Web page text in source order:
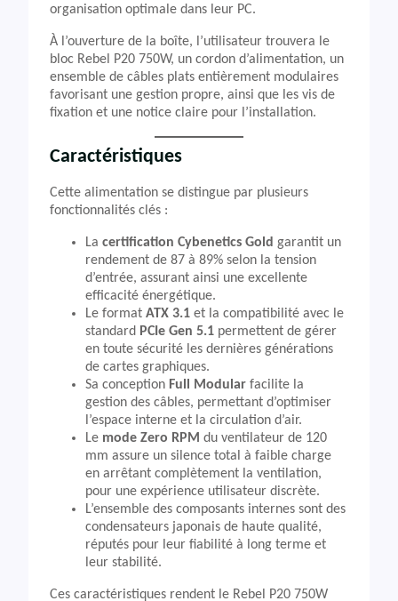
organisation optimale dans leur PC.
À l’ouverture de la boîte, l’utilisateur trouvera le
bloc Rebel P20 750W, un cordon d’alimentation, un
ensemble de câbles plats entièrement modulaires
favorisant une gestion propre, ainsi que les vis de
fixation et une notice claire pour l’installation.
Caractéristiques
Cette alimentation se distingue par plusieurs
fonctionnalités clés :
La certification Cybenetics Gold garantit un
rendement de 87 à 89% selon la tension
d’entrée, assurant ainsi une excellente
efficacité énergétique.
Le format ATX 3.1 et la compatibilité avec le
standard PCIe Gen 5.1 permettent de gérer
en toute sécurité les dernières générations
de cartes graphiques.
Sa conception Full Modular facilite la
gestion des câbles, permettant d’optimiser
l’espace interne et la circulation d’air.
Le mode Zero RPM du ventilateur de 120
mm assure un silence total à faible charge
en arrêtant complètement la ventilation,
pour une expérience utilisateur discrète.
L’ensemble des composants internes sont des
condensateurs japonais de haute qualité,
réputés pour leur fiabilité à long terme et
leur stabilité.
Ces caractéristiques rendent le Rebel P20 750W